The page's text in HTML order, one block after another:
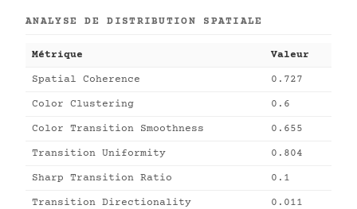
ANALYSE DE DISTRIBUTION SPATIALE
Métrique Valeur
Spatial Coherence 0.727
Color Clustering 0.6
Color Transition Smoothness 0.655
Transition Uniformity 0.804
Sharp Transition Ratio 0.1
Transition Directionality 0.011